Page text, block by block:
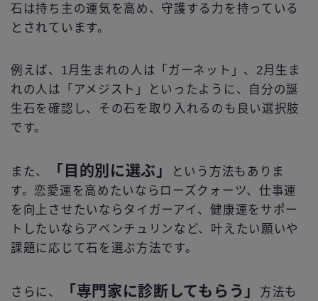
石は持ち主の運気を高め、守護する力を持っている
とされています。
例えば、1月生まれの人は「ガーネット」、2月生ま
れの人は「アメジスト」といったように、自分の誕
生石を確認し、その石を取り入れるのも良い選択肢
です。
また、 「目的別に選ぶ」
という方法もありま
す。恋愛運を高めたいならローズクォーツ、仕事運
を向上させたいならタイガーアイ、健康運をサポー
トしたいならアベンチュリンなど、叶えたい願いや
課題に応じて石を選ぶ方法です。
さらに、 「専門家に診断してもらう」
方法も